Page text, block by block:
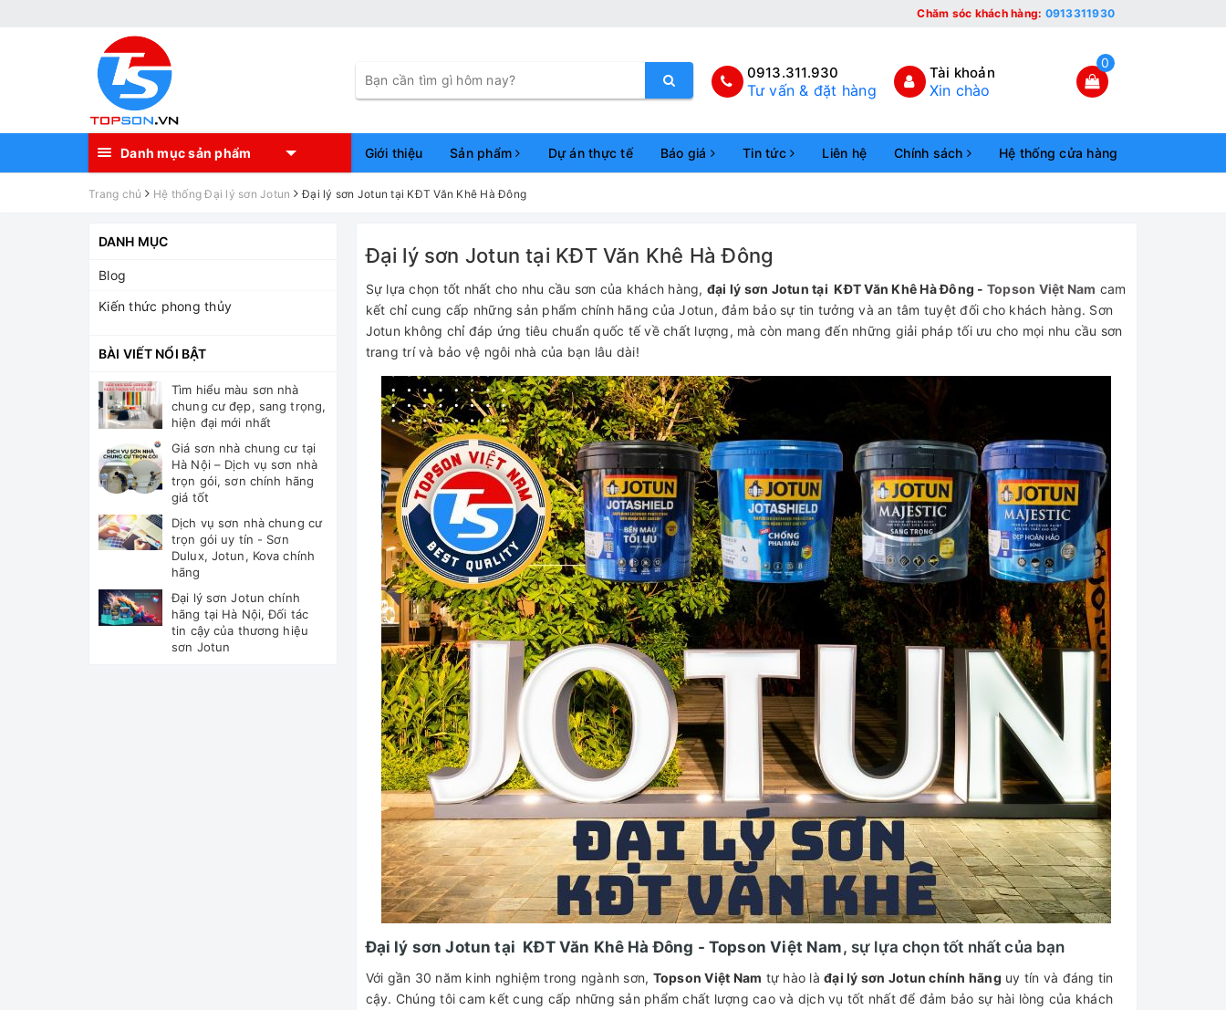
Chăm sóc khách hàng: 0913311930
0913.311.930
Tư vấn & đặt hàng
Tài khoản
Xin chào
0
Danh mục sản phẩm Giới thiệu Sản phẩm Dự án thực tế Báo giá Tin tức Liên hệ Chính sách Hệ thống cửa hàng
Trang chủ Hệ thống Đại lý sơn Jotun Đại lý sơn Jotun tại KĐT Văn Khê Hà Đông
Đại lý sơn Jotun tại KĐT Văn Khê Hà Đông
Sự lựa chọn tốt nhất cho nhu cầu sơn của khách hàng, đại lý sơn Jotun tại KĐT Văn Khê Hà Đông - Topson Việt Nam cam
kết chỉ cung cấp những sản phẩm chính hãng của Jotun, đảm bảo sự tin tưởng và an tâm tuyệt đối cho khách hàng. Sơn
Jotun không chỉ đáp ứng tiêu chuẩn quốc tế về chất lượng, mà còn mang đến những giải pháp tối ưu cho mọi nhu cầu sơn
trang trí và bảo vệ ngôi nhà của bạn lâu dài!
Đại lý sơn Jotun tại KĐT Văn Khê Hà Đông - Topson Việt Nam, sự lựa chọn tốt nhất của bạn
Với gần 30 năm kinh nghiệm trong ngành sơn, Topson Việt Nam tự hào là đại lý sơn Jotun chính hãng uy tín và đáng tin
cậy. Chúng tôi cam kết cung cấp những sản phẩm chất lượng cao và dịch vụ tốt nhất để đảm bảo sự hài lòng của khách
DANH MỤC
Blog
Kiến thức phong thủy
BÀI VIẾT NỔI BẬT
Tìm hiểu màu sơn nhà
chung cư đẹp, sang trọng,
hiện đại mới nhất
Giá sơn nhà chung cư tại
Hà Nội – Dịch vụ sơn nhà
trọn gói, sơn chính hãng
giá tốt
Dịch vụ sơn nhà chung cư
trọn gói uy tín - Sơn
Dulux, Jotun, Kova chính
hãng
Đại lý sơn Jotun chính
hãng tại Hà Nội, Đối tác
tin cậy của thương hiệu
sơn Jotun